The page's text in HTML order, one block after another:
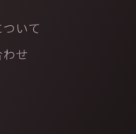
いて
せ